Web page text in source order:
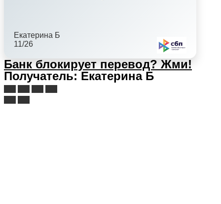
Екатерина Б
11/26
Банк блокирует перевод? Жми!
Получатель: Екатерина Б